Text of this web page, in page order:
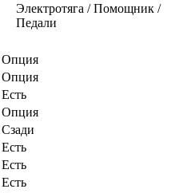
Электротяга / Помощник /
Педали
Опция
Опция
Есть
Опция
Сзади
Есть
Есть
Есть